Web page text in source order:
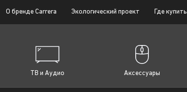
О бренде Carrera Экологический проект Где купить
ТВ и Аудио Аксессуары